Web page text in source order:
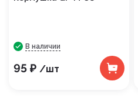
В наличии
95 ₽ /шт